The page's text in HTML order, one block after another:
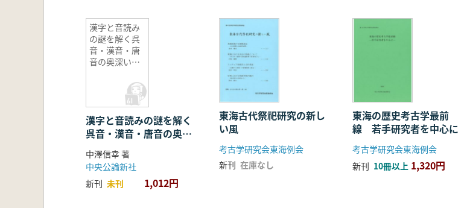
漢字と音読み
の謎を解く呉
音・漢音・唐
音の奥深い世
漢字と音読みの謎を解く
呉音・漢音・唐音の奥深
い世界
中澤信幸 著
中央公論新社
新刊 未刊 1,012円
東海古代祭祀研究の新し
い風
考古学研究会東海例会
新刊 在庫なし
東海の歴史考古学最前
線 若手研究者を中心に
考古学研究会東海例会
新刊 10冊以上 1,320円